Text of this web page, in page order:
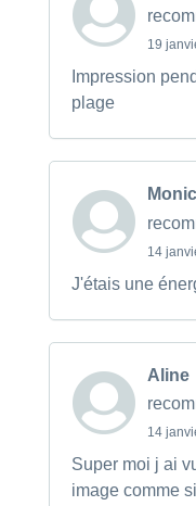
19
Impression
plage
14
J'étais une
Aline
14
Super moi j ai
image comme